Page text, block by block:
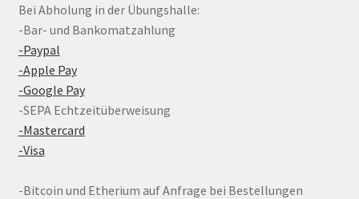
Bei Abholung in der Übungshalle:
-Bar- und Bankomatzahlung
-Paypal
-Apple Pay
-Google Pay
-SEPA Echtzeitüberweisung
-Mastercard
-Visa
-Bitcoin und Etherium auf Anfrage bei Bestellungen